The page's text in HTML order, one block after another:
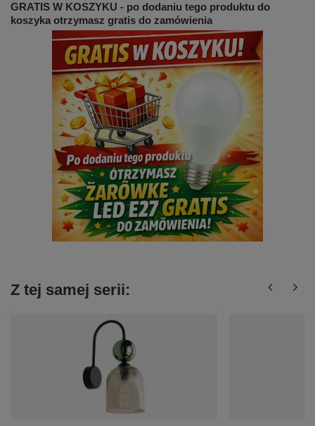
GRATIS W KOSZYKU - po dodaniu tego produktu do
koszyka otrzymasz gratis do zamówienia
Z tej samej serii: